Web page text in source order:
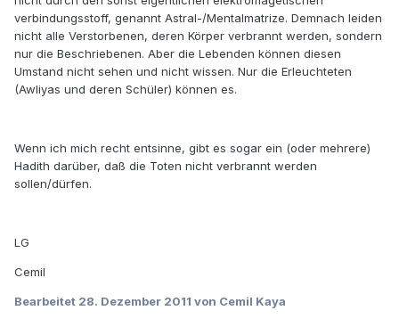
verbindungsstoff, genannt Astral-/Mentalmatrize. Demnach leiden
nicht alle Verstorbenen, deren Körper verbrannt werden, sondern
nur die Beschriebenen. Aber die Lebenden können diesen
Umstand nicht sehen und nicht wissen. Nur die Erleuchteten
(Awliyas und deren Schüler) können es.
Wenn ich mich recht entsinne, gibt es sogar ein (oder mehrere)
Hadith darüber, daß die Toten nicht verbrannt werden
sollen/dürfen.
LG
Cemil
Bearbeitet 28. Dezember 2011 von Cemil Kaya